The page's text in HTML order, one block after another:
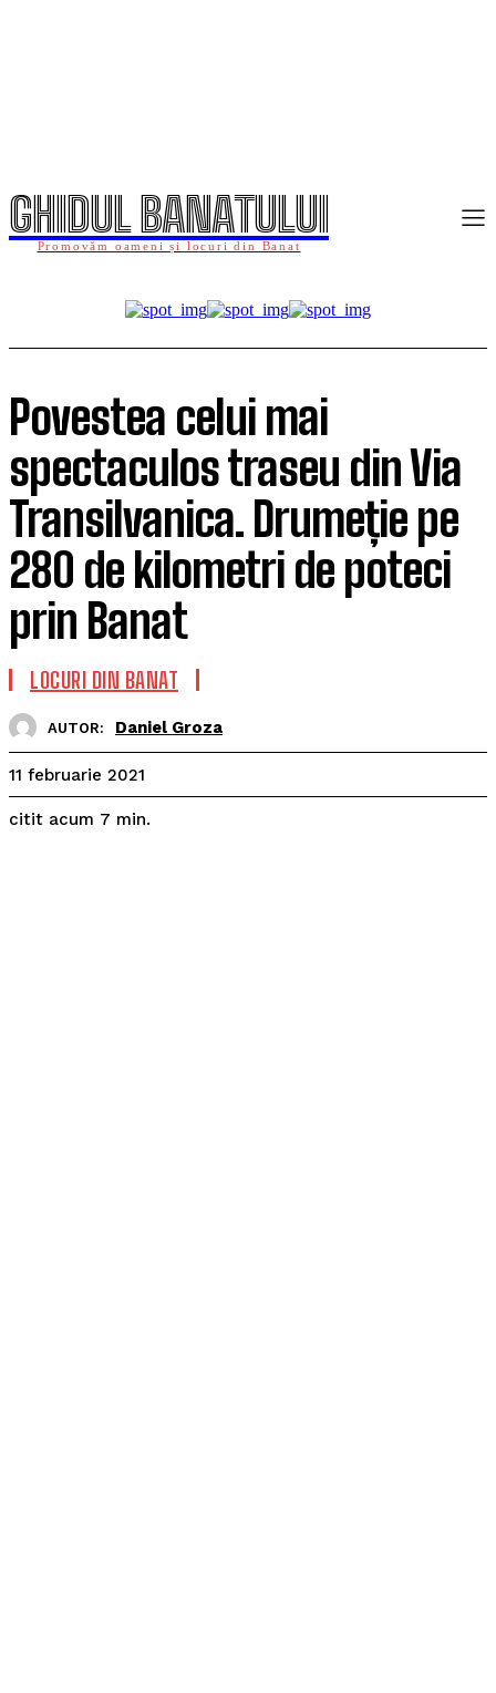
GHIDUL BANATULUI
Promovăm oameni și locuri din Banat
Povestea celui mai
spectaculos traseu din Via
Transilvanica. Drumeție pe
280 de kilometri de poteci
prin Banat
LOCURI DIN BANAT
AUTOR: Daniel Groza
11 februarie 2021
citit acum 7 min.